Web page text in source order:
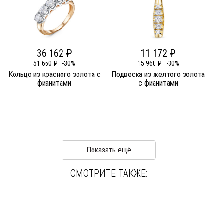
36 162 ₽
51 660 ₽ -30%
Кольцо из красного золота c
фианитами
11 172 ₽
15 960 ₽ -30%
Подвеска из желтого золота
c фианитами
Показать ещё
СМОТРИТЕ ТАКЖЕ: